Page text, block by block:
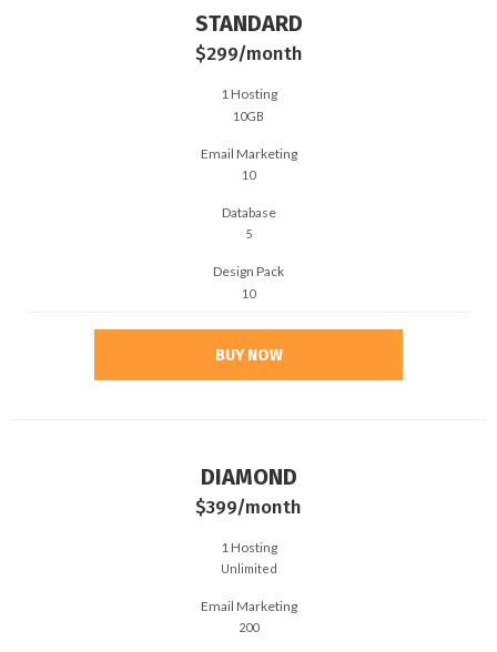
STANDARD
$299/month
1 Hosting
10GB
Email Marketing
10
Database
5
Design Pack
10
BUY NOW
DIAMOND
$399/month
1 Hosting
Unlimited
Email Marketing
200